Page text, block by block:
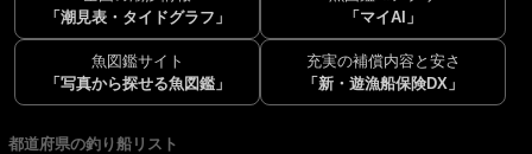
「潮見表・タイドグラフ」
「マイAI」
魚図鑑サイト
「写真から探せる魚図鑑」
充実の補償内容と安さ
「新・遊漁船保険DX」
都道府県の釣り船リスト